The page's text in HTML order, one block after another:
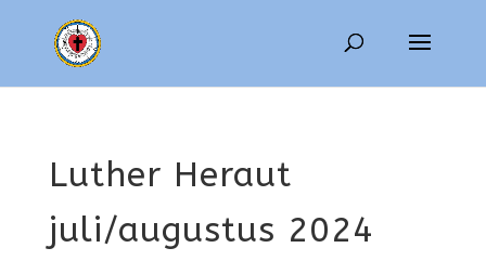
Luther Heraut
juli/augustus 2024